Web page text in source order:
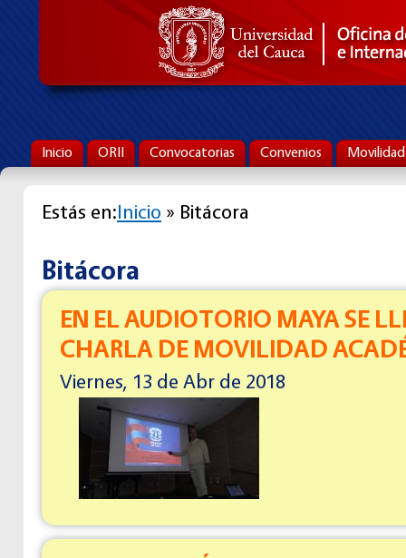
Inicio ORII Convocatorias Convenios Movilidad
Estás en:Inicio » Bitácora
Bitácora
EN EL AUDIOTORIO MAYA SE
CHARLA DE MOVILIDAD
Viernes, 13 de Abr de 2018